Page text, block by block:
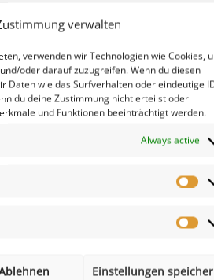
verwalten
verwenden wir Technologien wie Cookies,
oder darauf zuzugreifen. Wenn du diesen
Daten wie das Surfverhalten oder eindeutige
du deine Zustimmung nicht erteilst oder
und Funktionen beeinträchtigt werden.
Always active
Einstellungen
Ihre Tätigkeit